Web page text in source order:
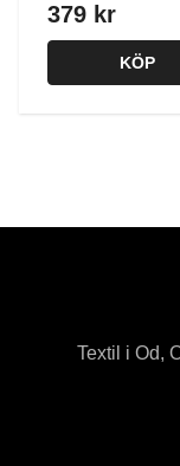
379 kr
KÖP
Textil i Od,